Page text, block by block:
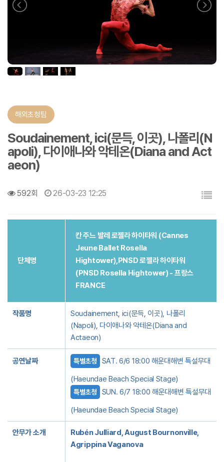
해외초청팀
Soudainement, ici(문득, 이곳), 나폴리(N
apoli), 다이애나와 악테온(Diana and Act
aeon)
592회 26-03-23 12:25
단체명
칸 주느 발레 로젤라 하이타워 (Cannes
Jeune Ballet Rosella
Hightower),PNSD 로젤라 하이타워
(PNSD Rosella Hightower) - 프랑스
FRANCE
작품명
Soudainement, ici(문득, 이곳), 나폴리
(Napoli), 다이애나와 악테온(Diana and
Actaeon)
공연날짜 특별초청
SAT. 6/6 18:00 해운대해변 특설무대
(Haeundae Beach Special Stage)
특별초청
SUN. 6/7 18:00 해운대해변 특설무대
(Haeundae Beach Special Stage)
안무가 소개
Rubén Julliard, August Bournonville,
Agrippina Vaganova